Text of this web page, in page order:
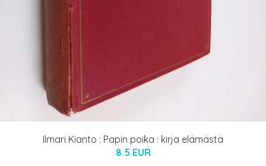
Ilmari Kianto : Papin poika : kirja elämästä
8.5 EUR